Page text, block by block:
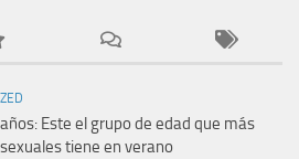
Este el grupo de edad que más
tiene en verano